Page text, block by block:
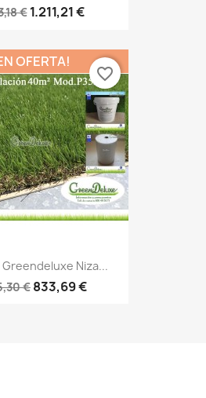
€ 1.211,21 €
Greendeluxe Niza...
€ 833,69 €
OFERTA!
favorite_border